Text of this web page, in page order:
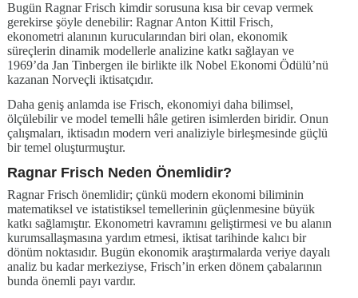
Bugün Ragnar Frisch kimdir sorusuna kısa bir cevap vermek
gerekirse şöyle denebilir: Ragnar Anton Kittil Frisch,
ekonometri alanının kurucularından biri olan, ekonomik
süreçlerin dinamik modellerle analizine katkı sağlayan ve
1969’da Jan Tinbergen ile birlikte ilk Nobel Ekonomi Ödülü’nü
kazanan Norveçli iktisatçıdır.
Daha geniş anlamda ise Frisch, ekonomiyi daha bilimsel,
ölçülebilir ve model temelli hâle getiren isimlerden biridir. Onun
çalışmaları, iktisadın modern veri analiziyle birleşmesinde güçlü
bir temel oluşturmuştur.
Ragnar Frisch Neden Önemlidir?
Ragnar Frisch önemlidir; çünkü modern ekonomi biliminin
matematiksel ve istatistiksel temellerinin güçlenmesine büyük
katkı sağlamıştır. Ekonometri kavramını geliştirmesi ve bu alanın
kurumsallaşmasına yardım etmesi, iktisat tarihinde kalıcı bir
dönüm noktasıdır. Bugün ekonomik araştırmalarda veriye dayalı
analiz bu kadar merkeziyse, Frisch’in erken dönem çabalarının
bunda önemli payı vardır.